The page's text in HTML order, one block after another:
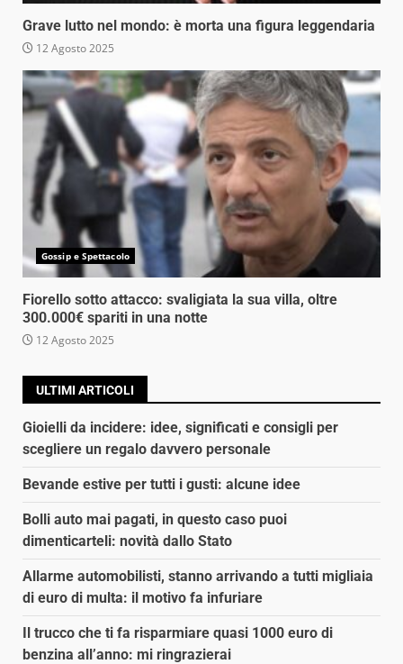
Grave lutto nel mondo: è morta una figura leggendaria
12 Agosto 2025
Gossip e Spettacolo
Fiorello sotto attacco: svaligiata la sua villa, oltre
300.000€ spariti in una notte
12 Agosto 2025
ULTIMI ARTICOLI
Gioielli da incidere: idee, significati e consigli per
scegliere un regalo davvero personale
Bevande estive per tutti i gusti: alcune idee
Bolli auto mai pagati, in questo caso puoi
dimenticarteli: novità dallo Stato
Allarme automobilisti, stanno arrivando a tutti migliaia
di euro di multa: il motivo fa infuriare
Il trucco che ti fa risparmiare quasi 1000 euro di
benzina all’anno: mi ringrazierai